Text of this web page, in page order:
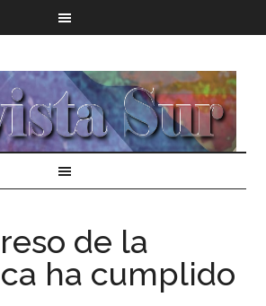
de la
ha cumplido